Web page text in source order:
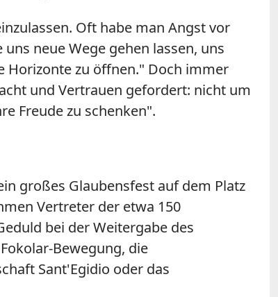
Oft habe man Angst vor
neue Wege gehen lassen, uns
Horizonte zu öffnen." Doch immer
und Vertrauen gefordert: nicht um
Freude zu schenken".
großes Glaubensfest auf dem Platz
Vertreter der etwa 150
bei der Weitergabe des
Bewegung, die
Sant'Egidio oder das